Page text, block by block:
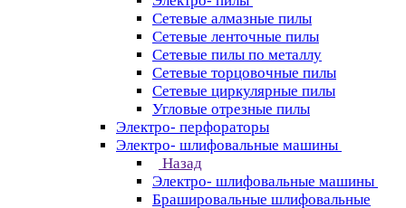
Сетевые алмазные пилы
Сетевые ленточные пилы
Сетевые пилы по металлу
Сетевые торцовочные пилы
Сетевые циркулярные пилы
Угловые отрезные пилы
Электро- перфораторы
Электро- шлифовальные машины
Назад
Электро- шлифовальные машины
Брашировальные шлифовальные